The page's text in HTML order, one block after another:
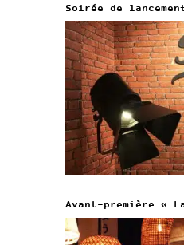
Soirée de
Avant-première «